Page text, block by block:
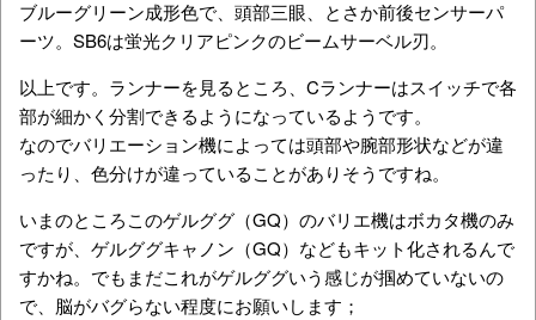
ブルーグリーン成形色で、頭部三眼、とさか前後センサーパ
ーツ。SB6は蛍光クリアピンクのビームサーベル刃。
以上です。ランナーを見るところ、Cランナーはスイッチで各
部が細かく分割できるようになっているようです。
なのでバリエーション機によっては頭部や腕部形状などが違
ったり、色分けが違っていることがありそうですね。
いまのところこのゲルググ（GQ）のバリエ機はボカタ機のみ
ですが、ゲルググキャノン（GQ）などもキット化されるんで
すかね。でもまだこれがゲルググいう感じが掴めていないの
で、脳がバグらない程度にお願いします；